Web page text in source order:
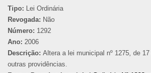
Tipo: Lei Ordinária
Revogada: Não
Número: 1292
Ano: 2006
Descrição: Altera a lei municipal nº 1275, de
outras providências.